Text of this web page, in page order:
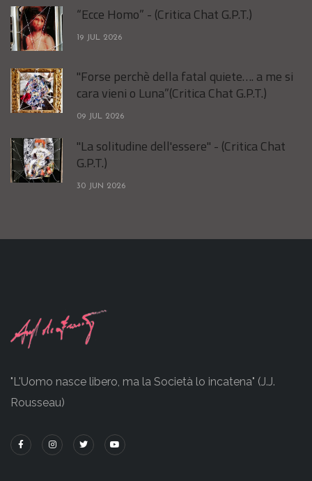
“Ecce Homo” - (Critica Chat G.P.T.)
19 JUL 2026
"Forse perchè della fatal quiete…. a me si
cara vieni o Luna”(Critica Chat G.P.T.)
09 JUL 2026
"La solitudine dell'essere" - (Critica Chat
G.P.T.)
30 JUN 2026
"L'Uomo nasce libero, ma la Società lo incatena" (J.J.
Rousseau)